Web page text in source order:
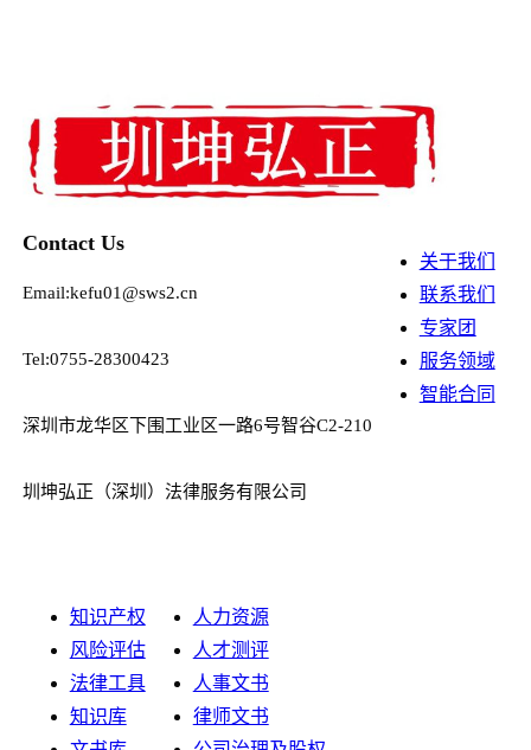
Contact Us
Email:kefu01@sws2.cn
Tel:0755-28300423
深圳市龙华区下围工业区一路6号智谷C2-210
圳坤弘正（深圳）法律服务有限公司
关于我们
联系我们
专家团
服务领域
智能合同
知识产权
风险评估
法律工具
知识库
人力资源
人才测评
人事文书
律师文书